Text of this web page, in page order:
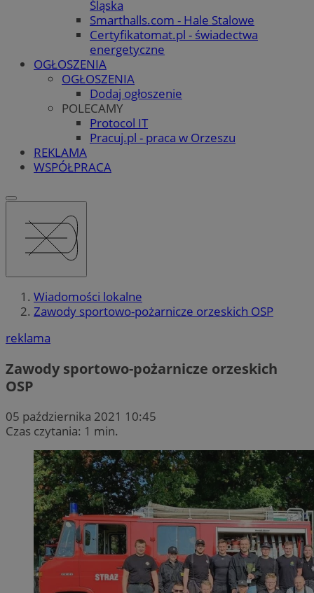
Śląska
Smarthalls.com - Hale Stalowe
Certyfikatomat.pl - świadectwa
energetyczne
OGŁOSZENIA
OGŁOSZENIA
Dodaj ogłoszenie
POLECAMY
Protocol IT
Pracuj.pl - praca w Orzeszu
REKLAMA
WSPÓŁPRACA
Wiadomości lokalne
Zawody sportowo-pożarnicze orzeskich OSP
reklama
Zawody sportowo-pożarnicze orzeskich
OSP
05 października 2021 10:45
Czas czytania: 1 min.